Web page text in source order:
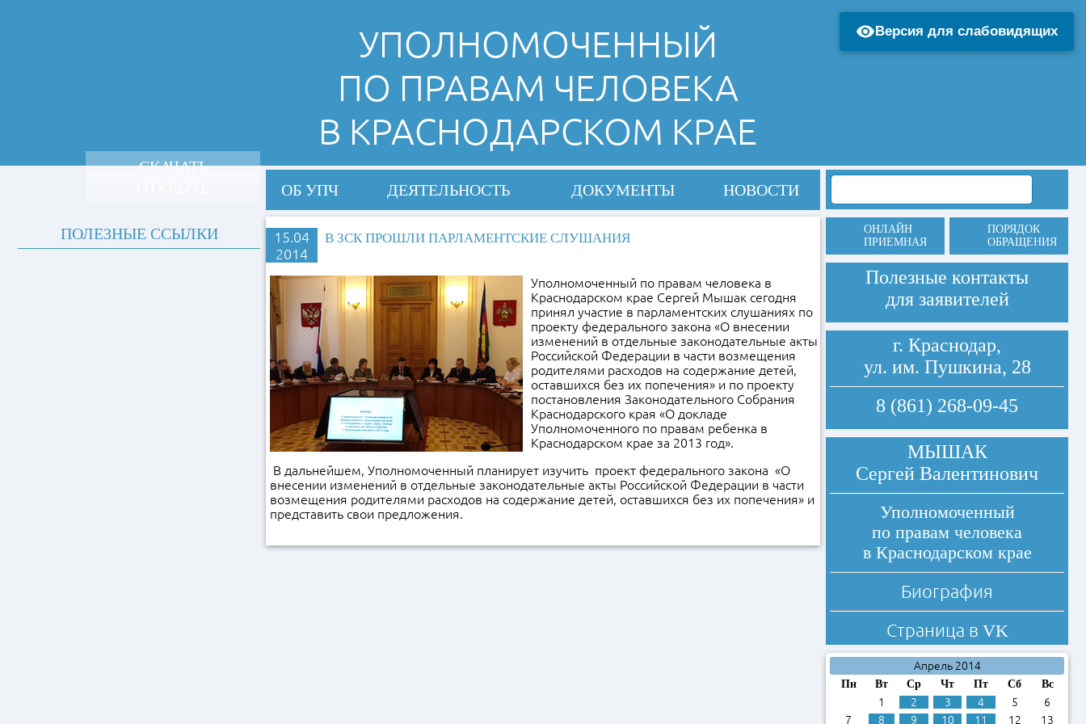
УПОЛНОМОЧЕННЫЙ
ПО ПРАВАМ ЧЕЛОВЕКА
В КРАСНОДАРСКОМ КРАЕ
ОБ УПЧ ДЕЯТЕЛЬНОСТЬ ДОКУМЕНТЫ НОВОСТИ
15.04
2014
В ЗСК ПРОШЛИ ПАРЛАМЕНТСКИЕ СЛУШАНИЯ
Уполномоченный по правам человека в
Краснодарском крае Сергей Мышак сегодня
принял участие в парламентских слушаниях по
проекту федерального закона «О внесении
изменений в отдельные законодательные акты
Российской Федерации в части возмещения
родителями расходов на содержание детей,
оставшихся без их попечения» и по проекту
постановления Законодательного Собрания
Краснодарского края «О докладе
Уполномоченного по правам ребенка в
Краснодарском крае за 2013 год».
В дальнейшем, Уполномоченный планирует изучить проект федерального закона «О
внесении изменений в отдельные законодательные акты Российской Федерации в части
возмещения родителями расходов на содержание детей, оставшихся без их попечения» и
представить свои предложения.
СКАЧАТЬ
ПОЛЕЗНЫЕ ССЫЛКИ
ОНЛАЙН
ПРИЕМНАЯ
ПОРЯДОК
ОБРАЩЕНИЯ
Полезные контакты
для заявителей
г. Краснодар,
ул. им. Пушкина, 28
8 (861) 268-09-45
МЫШАК
Сергей Валентинович
Уполномоченный
по правам человека
в Краснодарском крае
Биография
Страница в VK
Апрель 2014
Пн Вт Ср Чт Пт Сб Вс
1 2 3 4 5
6
7
8 9 10 11 12 13
Версия для слабовидящих